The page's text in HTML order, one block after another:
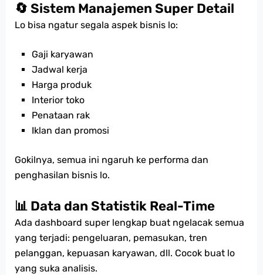
🔄 Sistem Manajemen Super Detail
Lo bisa ngatur segala aspek bisnis lo:
Gaji karyawan
Jadwal kerja
Harga produk
Interior toko
Penataan rak
Iklan dan promosi
Gokilnya, semua ini ngaruh ke performa dan
penghasilan bisnis lo.
📊 Data dan Statistik Real-Time
Ada dashboard super lengkap buat ngelacak semua
yang terjadi: pengeluaran, pemasukan, tren
pelanggan, kepuasan karyawan, dll. Cocok buat lo
yang suka analisis.